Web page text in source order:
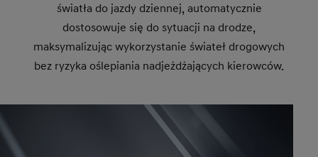
światła do jazdy dziennej, automatycznie
dostosowuje się do sytuacji na drodze,
maksymalizując wykorzystanie świateł drogowych
bez ryzyka oślepiania nadjeżdżających kierowców.